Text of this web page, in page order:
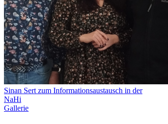
Sinan Sert zum Informationsaustausch in der
NaHi
Gallerie